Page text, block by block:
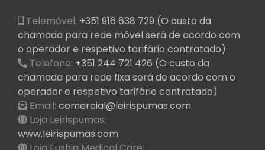
Telemóvel: +351 916 638 729 (O custo da
chamada para rede móvel será de acordo com
o operador e respetivo tarifário contratado)
Telefone: +351 244 721 426 (O custo da
chamada para rede fixa será de acordo com o
operador e respetivo tarifário contratado)
Email: comercial@leirispumas.com
Loja Leirispumas:
www.leirispumas.com